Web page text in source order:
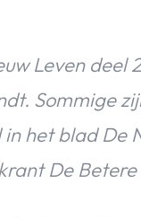
Leven deel
Sommige
het blad De
De Betere